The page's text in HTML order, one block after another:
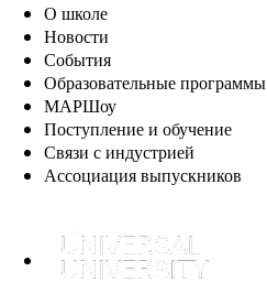
О школе
Новости
События
Образовательные программы
МАРШоу
Поступление и обучение
Связи с индустрией
Ассоциация выпускников